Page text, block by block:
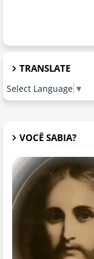
TRANSLATE
Select Language ▼
VOCÊ SABIA?